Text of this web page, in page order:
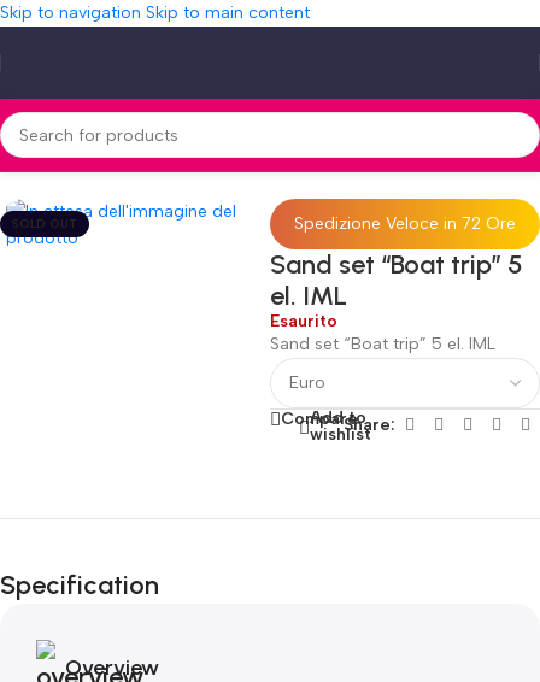
Skip to navigation Skip to main content
Home»Shop»Sand set “Boat trip” 5 el. IML
SOLD OUT Spedizione Veloce in 72 Ore
Sand set “Boat trip” 5
el. IML
Esaurito
Sand set “Boat trip” 5 el. IML
Compare
Add to
wishlistShare:
Fino al 12 Ottobre...
Autunno!
Specification
Overview